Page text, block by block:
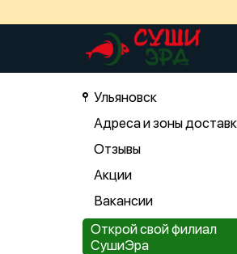
Ульяновск
Адреса и зоны
Отзывы
Акции
Вакансии
Открой свой филиал
СушиЭра